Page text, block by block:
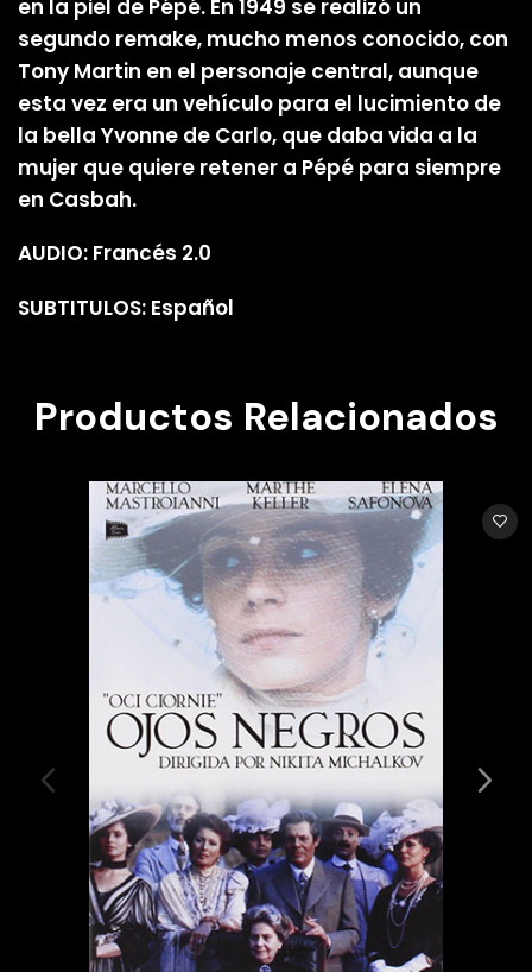
en la piel de Pépé. En 1949 se realizó un
segundo remake, mucho menos conocido, con
Tony Martin en el personaje central, aunque
esta vez era un vehículo para el lucimiento de
la bella Yvonne de Carlo, que daba vida a la
mujer que quiere retener a Pépé para siempre
en Casbah.
AUDIO: Francés 2.0
SUBTITULOS: Español
Productos Relacionados